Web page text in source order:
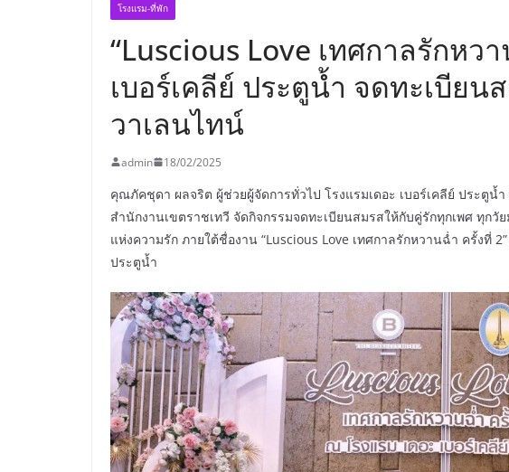
โรงแรม-ที่พัก
“Luscious Love เทศกาลรักหว
เบอร์เคลีย์ ประตูน้ำ จดทะเบียน
วาเลนไทน์
admin 18/02/2025
คุณภัคชุดา ผลจริต ผู้ช่วยผู้จัดการทั่วไป โรงแรมเดอะ เบอร์เคลีย์ ประตู
สำนักงานเขตราชเทวี จัดกิจกรรมจดทะเบียนสมรสให้กับคู่รักทุกเพศ ทุกวั
แห่งความรัก ภายใต้ชื่องาน “Luscious Love เทศกาลรักหวานฉ่ำ ครั้งที่
ประตูน้ำ